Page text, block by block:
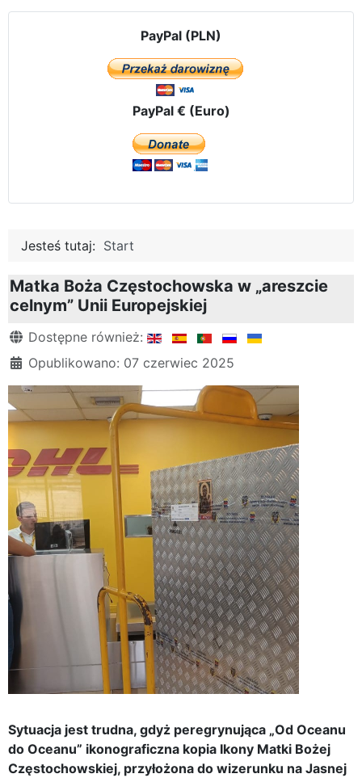
PayPal (PLN)
PayPal € (Euro)
Jesteś tutaj: Start
Matka Boża Częstochowska w „areszcie
celnym” Unii Europejskiej
Szczegóły
Dostępne również:
Opublikowano: 07 czerwiec 2025
Sytuacja jest trudna, gdyż peregrynująca „Od Oceanu
do Oceanu” ikonograficzna kopia Ikony Matki Bożej
Częstochowskiej, przyłożona do wizerunku na Jasnej